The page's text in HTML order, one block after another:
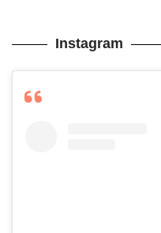
Instagram